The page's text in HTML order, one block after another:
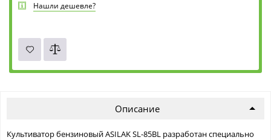
Нашли дешевле?
Описание
Культиватор бензиновый ASILAK SL-85BL разработан специально